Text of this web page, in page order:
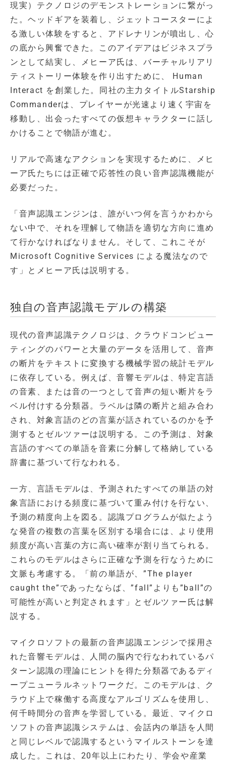
現実）テクノロジのデモンストレーションに繋がっ
た。ヘッドギアを装着し、ジェットコースターによ
る激しい体験をすると、アドレナリンが噴出し、心
の底から興奮できた。このアイデアはビジネスプラ
ンとして結実し、メヒーア氏は、バーチャルリアリ
ティストーリー体験を作り出すために、 Human
Interact を創業した。同社の主力タイトルStarship
Commanderは、プレイヤーが光速より速く宇宙を
移動し、出会ったすべての仮想キャラクターに話し
かけることで物語が進む。
リアルで高速なアクションを実現するために、メヒ
ーア氏たちには正確で応答性の良い音声認識機能が
必要だった。
「音声認識エンジンは、誰がいつ何を言うかわから
ない中で、それを理解して物語を適切な方向に進め
て行かなければなりません。そして、これこそが
Microsoft Cognitive Services による魔法なので
す」とメヒーア氏は説明する。
独自の音声認識モデルの構築
現代の音声認識テクノロジは、クラウドコンピュー
ティングのパワーと大量のデータを活用して、音声
の断片をテキストに変換する機械学習の統計モデル
に依存している。例えば、音響モデルは、特定言語
の音素、または音の一つとして音声の短い断片をラ
ベル付けする分類器。ラベルは隣の断片と組み合わ
され、対象言語のどの言葉が話されているのかを予
測するとゼルツァーは説明する。この予測は、対象
言語のすべての単語を音素に分解して格納している
辞書に基づいて行なわれる。
一方、言語モデルは、予測されたすべての単語の対
象言語における頻度に基づいて重み付けを行ない、
予測の精度向上を図る。認識プログラムが似たよう
な発音の複数の言葉を区別する場合には、より使用
頻度が高い言葉の方に高い確率が割り当てられる。
これらのモデルはさらに正確な予測を行なうために
文脈も考慮する。「前の単語が、”The player
caught the”であったならば、”fall”よりも”ball”の
可能性が高いと判定されます」とゼルツァー氏は解
説する。
マイクロソフトの最新の音声認識エンジンで採用さ
れた音響モデルは、人間の脳内で行なわれているパ
ターン認識の理論にヒントを得た分類器であるディ
ープニューラルネットワークだ。このモデルは、ク
ラウド上で稼働する高度なアルゴリズムを使用し、
何千時間分の音声を学習している。最近、マイクロ
ソフトの音声認識システムは、会話内の単語を人間
と同じレベルで認識するというマイルストーンを達
成した。これは、20年以上にわたり、学会や産業